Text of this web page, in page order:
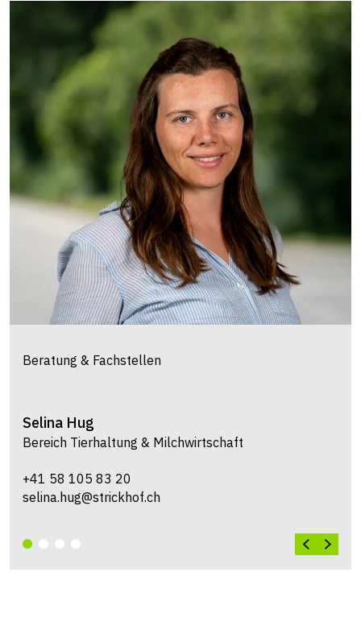
Beratung & Fachstellen
KarinHäcki
Bereich Tierhaltung & Milchwirtschaft
+41 58 105 83 28
karin.haecki@strickhof.ch